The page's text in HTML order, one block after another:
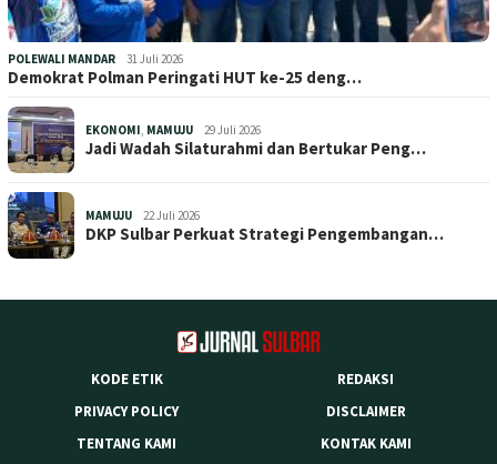
POLEWALI MANDAR 31 Juli 2026
Demokrat Polman Peringati HUT ke-25 deng…
EKONOMI MAMUJU 29 Juli 2026
Jadi Wadah Silaturahmi dan Bertukar Peng…
MAMUJU 22 Juli 2026
DKP Sulbar Perkuat Strategi Pengembangan…
KODE ETIK
REDAKSI
PRIVACY POLICY
DISCLAIMER
TENTANG KAMI
KONTAK KAMI